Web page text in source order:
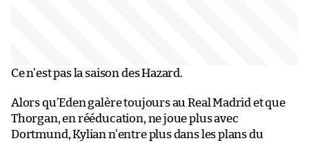
Ce n’est pas la saison des Hazard.
Alors qu’Eden galère toujours au Real Madrid et que
Thorgan, en rééducation, ne joue plus avec
Dortmund, Kylian n’entre plus dans les plans du